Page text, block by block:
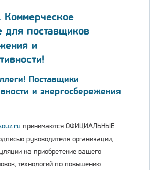
Коммерческое
для поставщиков
и
Поставщики
и энергосбережения
принимаются ОФИЦИАЛЬНЫЕ
руководителя организации,
на приобретение вашего
технологий по повышению